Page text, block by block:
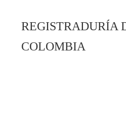
REGISTRADURÍA
COLOMBIA